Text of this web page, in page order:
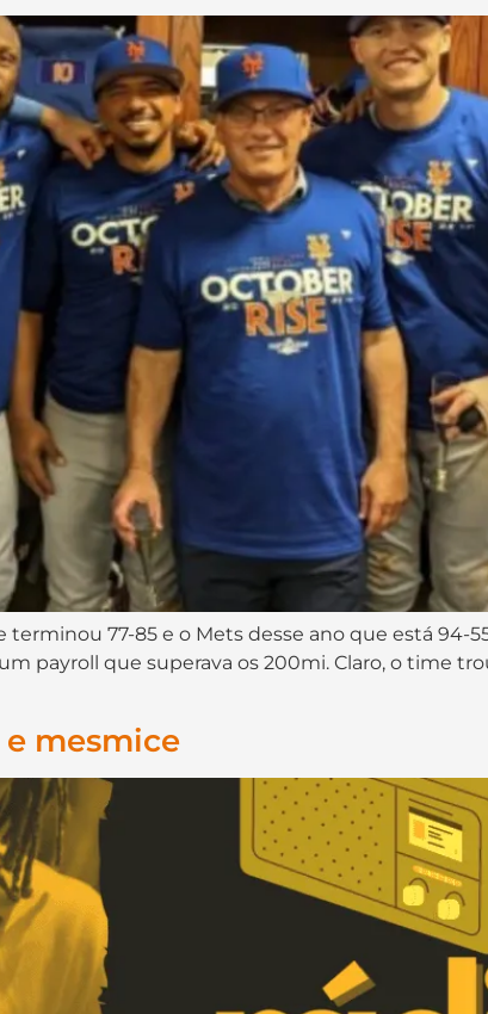
77-85 e o Mets desse ano que está 94-
payroll que superava os 200mi. Claro, o time
mesmice